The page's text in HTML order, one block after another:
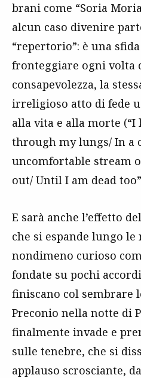
brani come “Soria
alcun caso divenire
“repertorio”: è una
fronteggiare ogni volta
consapevolezza, la
irreligioso atto di fede
alla vita e alla morte
through my lungs/ In a
uncomfortable stream
out/ Until I am dead
E sarà anche l’effetto
che si espande lungo le
nondimeno curioso
fondate su pochi
finiscano col sembrare
Preconio nella notte di
finalmente invade e
sulle tenebre, che si
applauso scrosciante,